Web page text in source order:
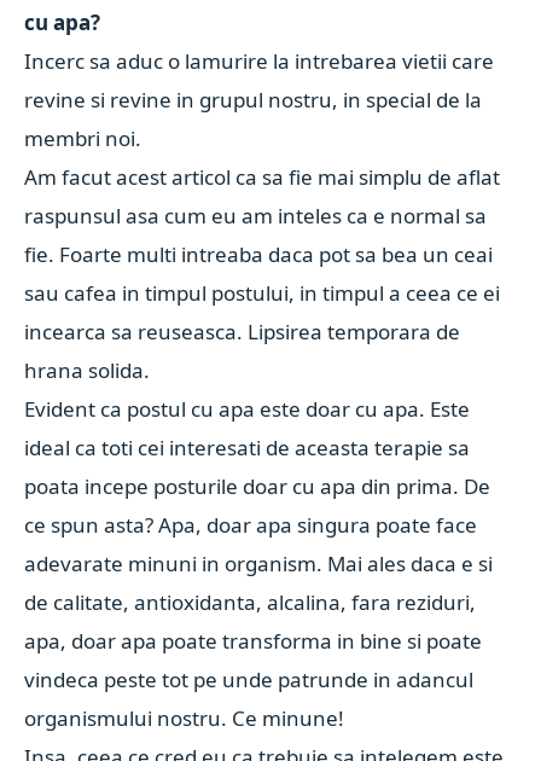
cu apa?
Incerc sa aduc o lamurire la intrebarea vietii care
revine si revine in grupul nostru, in special de la
membri noi.
Am facut acest articol ca sa fie mai simplu de aflat
raspunsul asa cum eu am inteles ca e normal sa
fie. Foarte multi intreaba daca pot sa bea un ceai
sau cafea in timpul postului, in timpul a ceea ce ei
incearca sa reuseasca. Lipsirea temporara de
hrana solida.
Evident ca postul cu apa este doar cu apa. Este
ideal ca toti cei interesati de aceasta terapie sa
poata incepe posturile doar cu apa din prima. De
ce spun asta? Apa, doar apa singura poate face
adevarate minuni in organism. Mai ales daca e si
de calitate, antioxidanta, alcalina, fara reziduri,
apa, doar apa poate transforma in bine si poate
vindeca peste tot pe unde patrunde in adancul
organismului nostru. Ce minune!